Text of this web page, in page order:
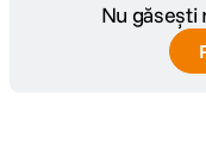
Nu găsești